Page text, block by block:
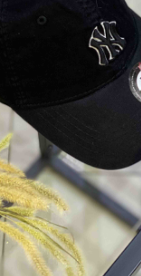
Продано